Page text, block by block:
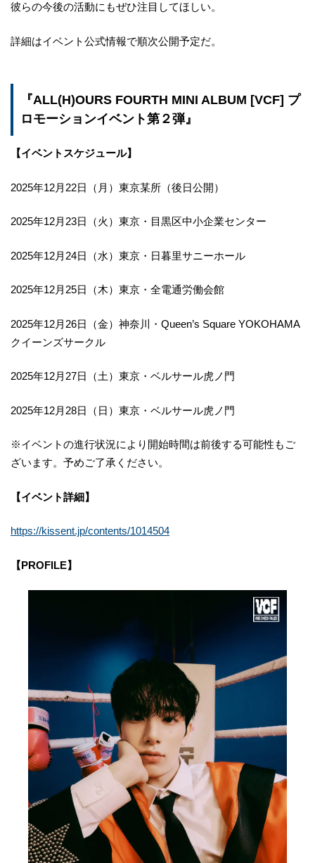
彼らの今後の活動にもぜひ注目してほしい。
詳細はイベント公式情報で順次公開予定だ。
『ALL(H)OURS FOURTH MINI ALBUM [VCF] プ
ロモーションイベント第２弾』
【イベントスケジュール】
2025年12月22日（月）東京某所（後日公開）
2025年12月23日（火）東京・目黒区中小企業センター
2025年12月24日（水）東京・日暮里サニーホール
2025年12月25日（木）東京・全電通労働会館
2025年12月26日（金）神奈川・Queen’s Square YOKOHAMA
クイーンズサークル
2025年12月27日（土）東京・ベルサール虎ノ門
2025年12月28日（日）東京・ベルサール虎ノ門
※イベントの進行状況により開始時間は前後する可能性もご
ざいます。予めご了承ください。
【イベント詳細】
https://kissent.jp/contents/1014504
【PROFILE】